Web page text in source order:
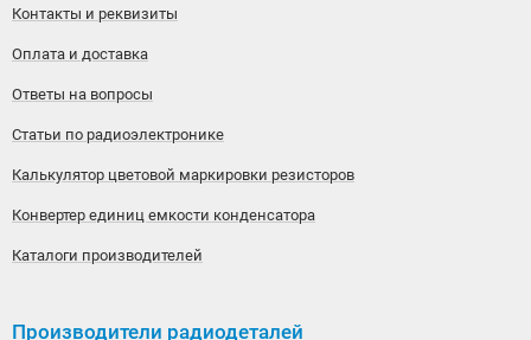
Контакты и реквизиты
Оплата и доставка
Ответы на вопросы
Статьи по радиоэлектронике
Калькулятор цветовой маркировки резисторов
Конвертер единиц емкости конденсатора
Каталоги производителей
Производители радиодеталей